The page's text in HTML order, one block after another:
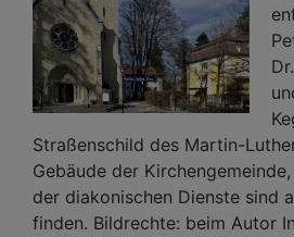
Straßenschild des Martin-
Gebäude der
der diakonischen Dienste sind
finden. Bildrechte: beim Autor